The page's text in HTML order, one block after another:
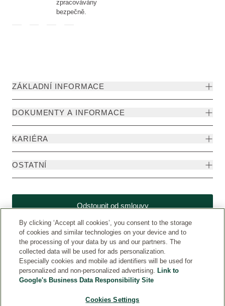
zpracovávány
bezpečně.
ZÁKLADNÍ INFORMACE
DOKUMENTY A INFORMACE
KARIÉRA
OSTATNÍ
Odstoupit od smlouvy
By clicking ‘Accept all cookies’, you consent to the storage
of cookies and similar technologies on your device and to
the processing of your data by us and our partners. The
collected data will be used for ads personalization.
Especially cookies and mobile ad identifiers will be used for
personalized and non-personalized advertising. Link to
Google's Business Data Responsibility Site
Cookies Settings